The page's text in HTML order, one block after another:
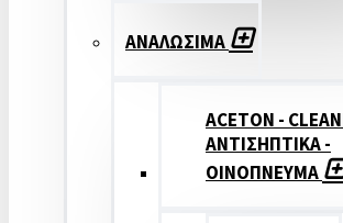
ΑΝΑΛΩΣΙΜΑ
ACETON -
ΑΝΤΙΣΗΠΤΙΚΑ -
ΟΙΝΟΠΝΕΥΜΑ